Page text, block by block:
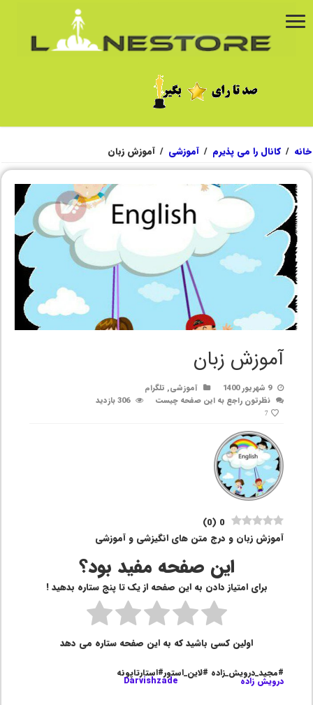
خانه / کانال را می پذیرم / آموزشی / آموزش زبان
آموزش زبان
9 شهریور 1400 آموزشی, تلگرام
نظرتون راجع به این صفحه چیست
306 بازدید
7
0
(
0
)
آموزش زبان و درج متن های انگیزشی و آموزشی
این صفحه مفید بود؟
برای امتیاز دادن به این صفحه از یک تا پنج ستاره بدهید !
اولین کسی باشید که به این صفحه ستاره می دهد
#مجید_درویش_زاده #لاین_استور#استارتاپونه
درویش زاده Darvishzade